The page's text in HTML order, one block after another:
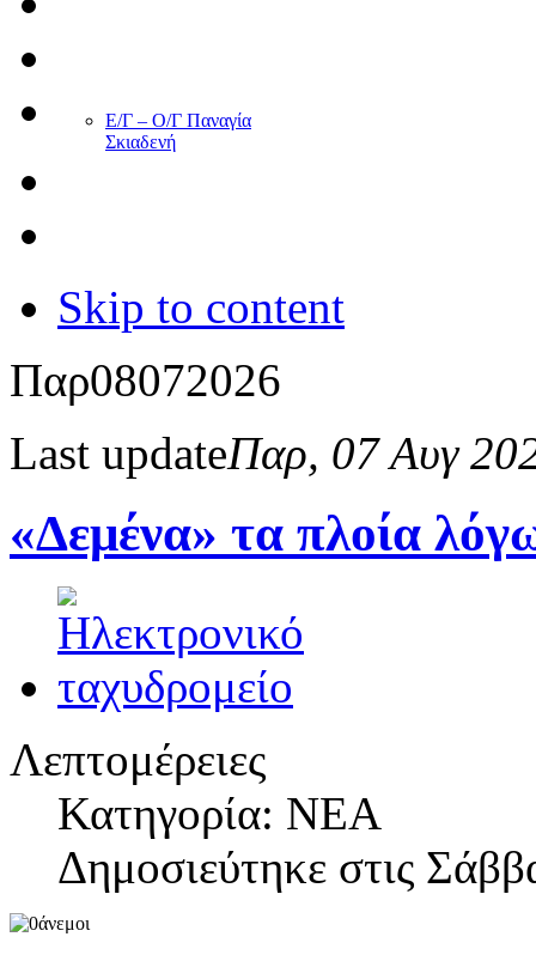
Ε/Γ – Ο/Γ Παναγία
Σκιαδενή
Skip to content
Παρ08072026
Last updateΠαρ, 07 Αυγ
«Δεμένα» τα πλοία
Λεπτομέρειες
Κατηγορία: ΝΕΑ
Δημοσιεύτηκε στις